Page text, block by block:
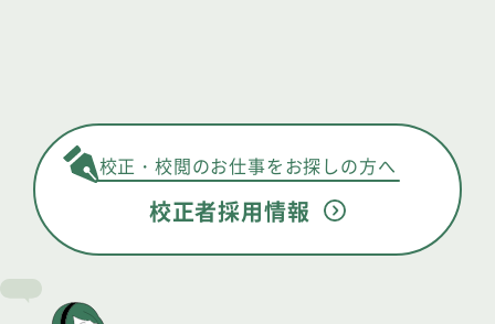
校正・校閲のお仕事をお探しの方へ
校正者採用情報